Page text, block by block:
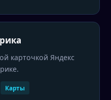
карточкой Яндекс
Карты